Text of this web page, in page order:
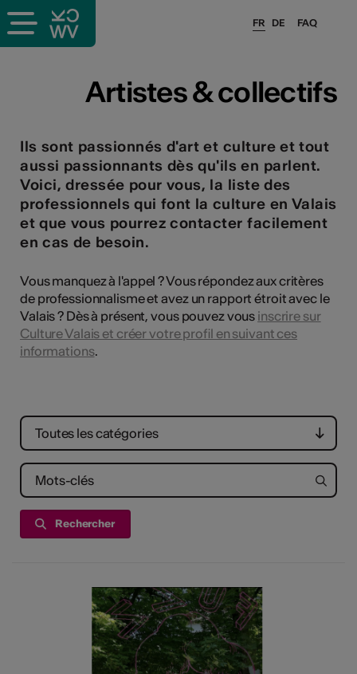
FAQ
FR DE
Artistes & collectifs
Ils sont passionnés d'art et culture et tout
aussi passionnants dès qu'ils en parlent.
Voici, dressée pour vous, la liste des
professionnels qui font la culture en Valais
et que vous pourrez contacter facilement
en cas de besoin.
Vous manquez à l'appel ? Vous répondez aux critères
de professionnalisme et avez un rapport étroit avec le
Valais ? Dès à présent, vous pouvez vous inscrire sur
Culture Valais et créer votre profil en suivant ces
informations.
Toutes les catégories